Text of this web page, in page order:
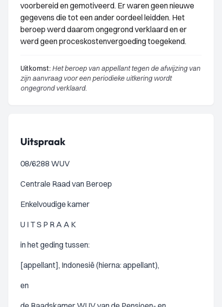
voorbereid en gemotiveerd. Er waren geen nieuwe
gegevens die tot een ander oordeel leidden. Het
beroep werd daarom ongegrond verklaard en er
werd geen proceskostenvergoeding toegekend.
Uitkomst: Het beroep van appellant tegen de afwijzing van
zijn aanvraag voor een periodieke uitkering wordt
ongegrond verklaard.
Uitspraak
08/6288 WUV
Centrale Raad van Beroep
Enkelvoudige kamer
U I T S P R A A K
in het geding tussen:
[appellant], Indonesië (hierna: appellant),
en